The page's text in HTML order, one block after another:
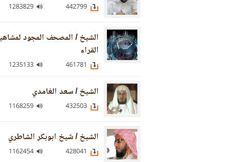
الشيخ / المصحف المجود
القراء
الشيخ / سعد الغامدي
الشيخ / شيخ ابوبكر الشاطري